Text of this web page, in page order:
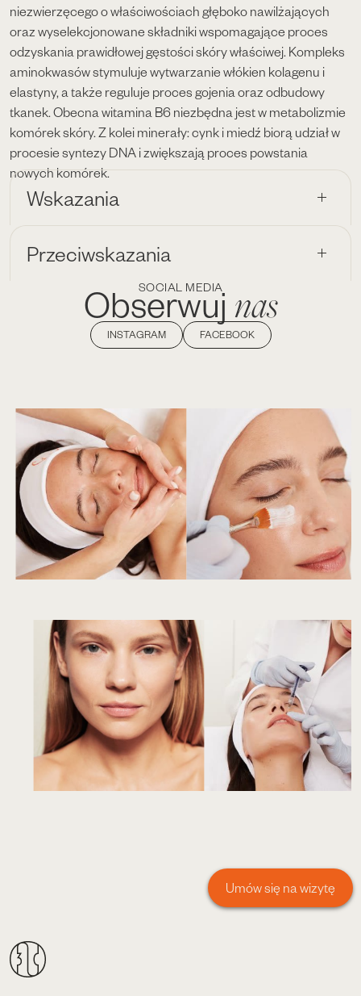
niezwierzęcego o właściwościach głęboko nawilżających
oraz wyselekcjonowane składniki wspomagające proces
odzyskania prawidłowej gęstości skóry właściwej. Kompleks
aminokwasów stymuluje wytwarzanie włókien kolagenu i
elastyny, a także reguluje proces gojenia oraz odbudowy
tkanek. Obecna witamina B6 niezbędna jest w metabolizmie
komórek skóry. Z kolei minerały: cynk i miedź biorą udział w
procesie syntezy DNA i zwiększają proces powstania
nowych komórek.
Wskazania
Przeciwskazania
SOCIAL MEDIA
Obserwuj nas
INSTAGRAM FACEBOOK
Umów się na wizytę